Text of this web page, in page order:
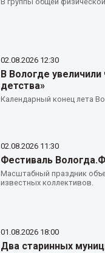
02.08.2026 12:30
В Вологде
детства»
Календарный конец лета
02.08.2026 11:30
Фестиваль
Масштабный праздник
известных коллективов.
01.08.2026 18:00
Два старинных